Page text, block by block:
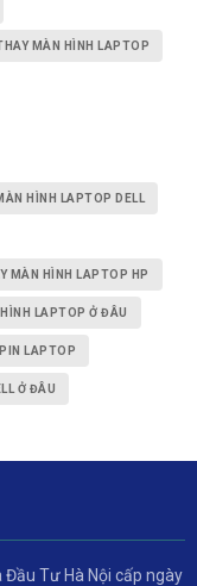
MÀN HÌNH LAPTOP
HÌNH LAPTOP DELL
MÀN HÌNH LAPTOP HP
LAPTOP Ở ĐÂU
LAPTOP
Ở ĐÂU
Đầu Tư Hà Nội cấp ngày